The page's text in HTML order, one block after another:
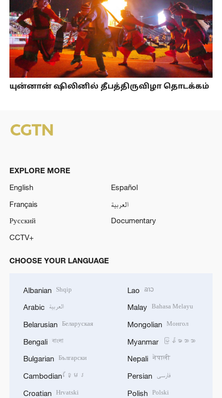
யுன்னான் ஷிலினில் தீபத்திருவிழா தொடக்கம்
EXPLORE MORE
English
Español
Français
العربية
Русский
Documentary
CCTV+
CHOOSE YOUR LANGUAGE
Albanian Shqip
Arabic العربية
Belarusian Беларуская
Bengali বাংলা
Bulgarian Български
Cambodian ខ្មែរ
Croatian Hrvatski
Lao ລາວ
Malay Bahasa Melayu
Mongolian Монгол
Myanmar မြန်မာဘာသာ
Nepali नेपाली
Persian فارسی
Polish Polski